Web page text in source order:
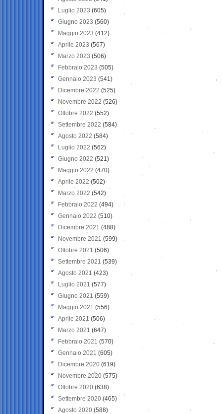
Luglio 2023 (605)
Giugno 2023 (560)
Maggio 2023 (412)
Aprile 2023 (567)
Marzo 2023 (506)
Febbraio 2023 (505)
Gennaio 2023 (541)
Dicembre 2022 (525)
Novembre 2022 (526)
Ottobre 2022 (552)
Settembre 2022 (584)
Agosto 2022 (584)
Luglio 2022 (562)
Giugno 2022 (521)
Maggio 2022 (470)
Aprile 2022 (502)
Marzo 2022 (542)
Febbraio 2022 (494)
Gennaio 2022 (510)
Dicembre 2021 (488)
Novembre 2021 (599)
Ottobre 2021 (506)
Settembre 2021 (539)
Agosto 2021 (423)
Luglio 2021 (577)
Giugno 2021(559)
Maggio 2021 (556)
Aprile 2021 (506)
Marzo 2021 (647)
Febbraio 2021 (570)
Gennaio 2021 (605)
Dicembre 2020 (619)
Novembre 2020 (575)
Ottobre 2020 (638)
Settembre 2020(465)
Agosto 2020 (588)